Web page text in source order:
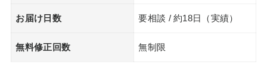
お届け日数 要相談 / 約18日（実績）
無料修正回数 無制限